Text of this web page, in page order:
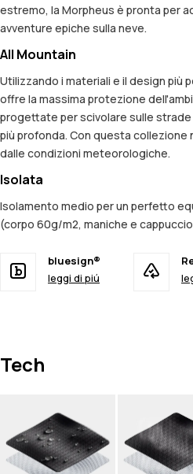
estremo, la Morpheus è pronta per
avventure epiche sulla neve.
All Mountain
Utilizzando i materiali e il design più
offre la massima protezione
progettate per scivolare sulle strade
più profonda. Con questa collezione
dalle condizioni meteorologiche.
Isolata
Isolamento medio per un perfetto
(corpo 60g/m2, maniche e
bluesign®
leggi di piú
Tech